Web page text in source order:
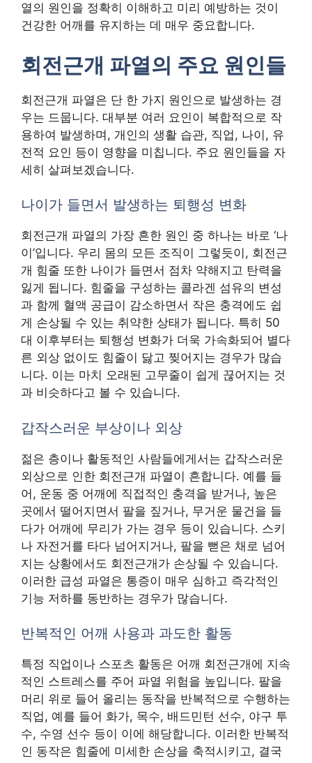
열의 원인을 정확히 이해하고 미리 예방하는 것이
건강한 어깨를 유지하는 데 매우 중요합니다.
회전근개 파열의 주요 원인들
회전근개 파열은 단 한 가지 원인으로 발생하는 경
우는 드뭅니다. 대부분 여러 요인이 복합적으로 작
용하여 발생하며, 개인의 생활 습관, 직업, 나이, 유
전적 요인 등이 영향을 미칩니다. 주요 원인들을 자
세히 살펴보겠습니다.
나이가 들면서 발생하는 퇴행성 변화
회전근개 파열의 가장 흔한 원인 중 하나는 바로 ‘나
이’입니다. 우리 몸의 모든 조직이 그렇듯이, 회전근
개 힘줄 또한 나이가 들면서 점차 약해지고 탄력을
잃게 됩니다. 힘줄을 구성하는 콜라겐 섬유의 변성
과 함께 혈액 공급이 감소하면서 작은 충격에도 쉽
게 손상될 수 있는 취약한 상태가 됩니다. 특히 50
대 이후부터는 퇴행성 변화가 더욱 가속화되어 별다
른 외상 없이도 힘줄이 닳고 찢어지는 경우가 많습
니다. 이는 마치 오래된 고무줄이 쉽게 끊어지는 것
과 비슷하다고 볼 수 있습니다.
갑작스러운 부상이나 외상
젊은 층이나 활동적인 사람들에게서는 갑작스러운
외상으로 인한 회전근개 파열이 흔합니다. 예를 들
어, 운동 중 어깨에 직접적인 충격을 받거나, 높은
곳에서 떨어지면서 팔을 짚거나, 무거운 물건을 들
다가 어깨에 무리가 가는 경우 등이 있습니다. 스키
나 자전거를 타다 넘어지거나, 팔을 뻗은 채로 넘어
지는 상황에서도 회전근개가 손상될 수 있습니다.
이러한 급성 파열은 통증이 매우 심하고 즉각적인
기능 저하를 동반하는 경우가 많습니다.
반복적인 어깨 사용과 과도한 활동
특정 직업이나 스포츠 활동은 어깨 회전근개에 지속
적인 스트레스를 주어 파열 위험을 높입니다. 팔을
머리 위로 들어 올리는 동작을 반복적으로 수행하는
직업, 예를 들어 화가, 목수, 배드민턴 선수, 야구 투
수, 수영 선수 등이 이에 해당합니다. 이러한 반복적
인 동작은 힘줄에 미세한 손상을 축적시키고, 결국